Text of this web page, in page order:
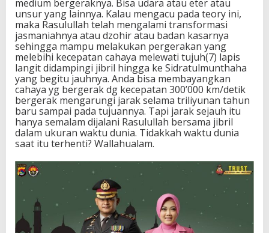
medium bergeraknya. Bisa udara atau eter atau
unsur yang lainnya. Kalau mengacu pada teory ini,
maka Rasulullah telah mengalami transformasi
jasmaniahnya atau dzohir atau badan kasarnya
sehingga mampu melakukan pergerakan yang
melebihi kecepatan cahaya melewati tujuh(7) lapis
langit didampingi jibril hingga ke Sidratulmunthaha
yang begitu jauhnya. Anda bisa membayangkan
cahaya yg bergerak dg kecepatan 300’000 km/detik
bergerak mengarungi jarak selama triliyunan tahun
baru sampai pada tujuannya. Tapi jarak sejauh itu
hanya semalam dijalani Rasulullah bersama jibril
dalam ukuran waktu dunia. Tidakkah waktu dunia
saat itu terhenti? Wallahualam.